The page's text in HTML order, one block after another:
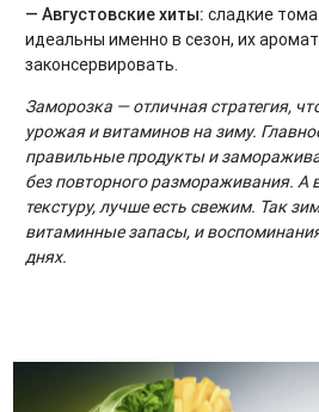
— Августовские хиты: сладкие
идеальны именно в сезон, их
законсервировать.
Заморозка — отличная стратегия,
урожая и витаминов на зиму.
правильные продукты и
без повторного размораживания. А
текстуру, лучше есть свежим. Так
витаминные запасы, и
днях.